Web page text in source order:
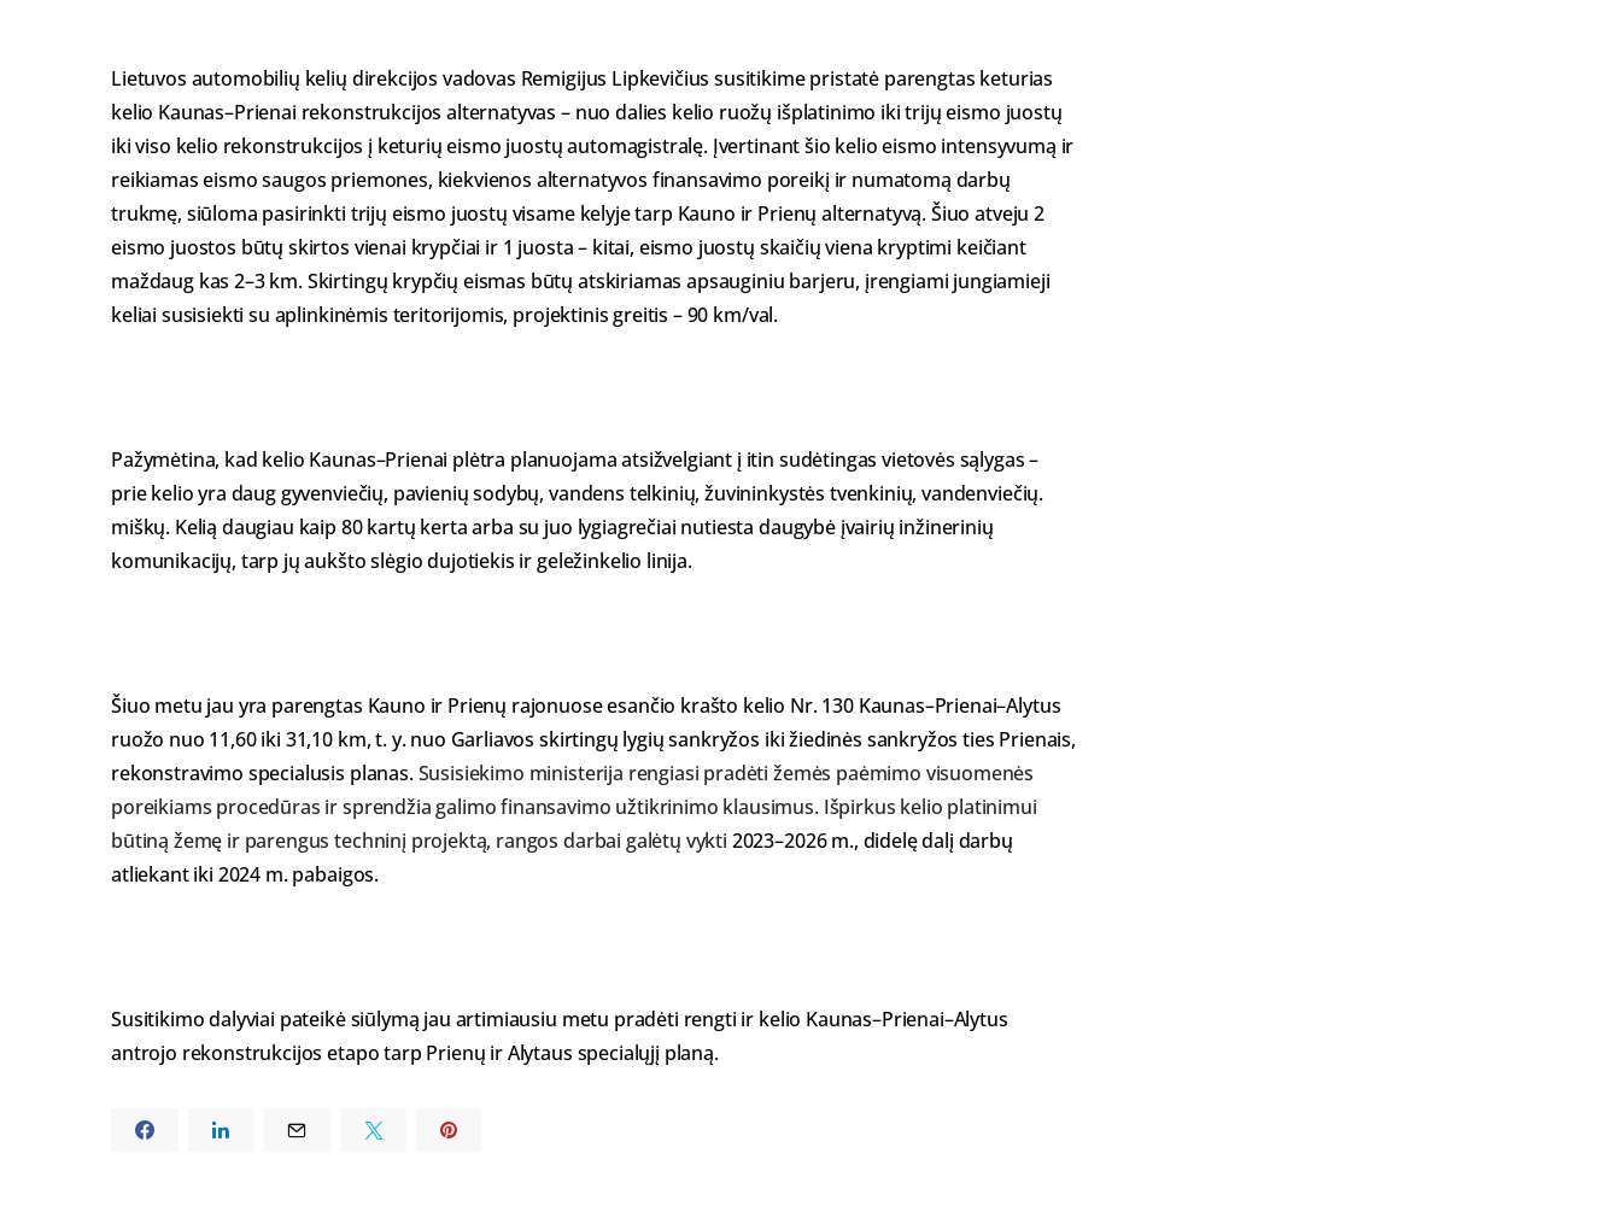
Lietuvos automobilių kelių direkcijos vadovas Remigijus Lipkevičius susitikime pristatė parengtas keturias
kelio Kaunas–Prienai rekonstrukcijos alternatyvas – nuo dalies kelio ruožų išplatinimo iki trijų eismo juostų
iki viso kelio rekonstrukcijos į keturių eismo juostų automagistralę. Įvertinant šio kelio eismo intensyvumą ir
reikiamas eismo saugos priemones, kiekvienos alternatyvos finansavimo poreikį ir numatomą darbų
trukmę, siūloma pasirinkti trijų eismo juostų visame kelyje tarp Kauno ir Prienų alternatyvą. Šiuo atveju 2
eismo juostos būtų skirtos vienai krypčiai ir 1 juosta – kitai, eismo juostų skaičių viena kryptimi keičiant
maždaug kas 2–3 km. Skirtingų krypčių eismas būtų atskiriamas apsauginiu barjeru, įrengiami jungiamieji
keliai susisiekti su aplinkinėmis teritorijomis, projektinis greitis – 90 km/val.
Pažymėtina, kad kelio Kaunas–Prienai plėtra planuojama atsižvelgiant į itin sudėtingas vietovės sąlygas –
prie kelio yra daug gyvenviečių, pavienių sodybų, vandens telkinių, žuvininkystės tvenkinių, vandenviečių.
miškų. Kelią daugiau kaip 80 kartų kerta arba su juo lygiagrečiai nutiesta daugybė įvairių inžinerinių
komunikacijų, tarp jų aukšto slėgio dujotiekis ir geležinkelio linija.
Šiuo metu jau yra parengtas Kauno ir Prienų rajonuose esančio krašto kelio Nr. 130 Kaunas–Prienai–Alytus
ruožo nuo 11,60 iki 31,10 km, t. y. nuo Garliavos skirtingų lygių sankryžos iki žiedinės sankryžos ties Prienais,
rekonstravimo specialusis planas.Susisiekimo ministerija rengiasi pradėti žemės paėmimo visuomenės
poreikiams procedūras ir sprendžia galimo finansavimo užtikrinimo klausimus. Išpirkus kelio platinimui
būtiną žemę ir parengus techninį projektą, rangos darbai galėtų vykti 2023–2026 m., didelę dalį darbų
atliekant iki 2024 m. pabaigos.
Susitikimo dalyviai pateikė siūlymą jau artimiausiu metu pradėti rengti ir kelio Kaunas–Prienai–Alytus
antrojo rekonstrukcijos etapo tarp Prienų ir Alytaus specialųjį planą.